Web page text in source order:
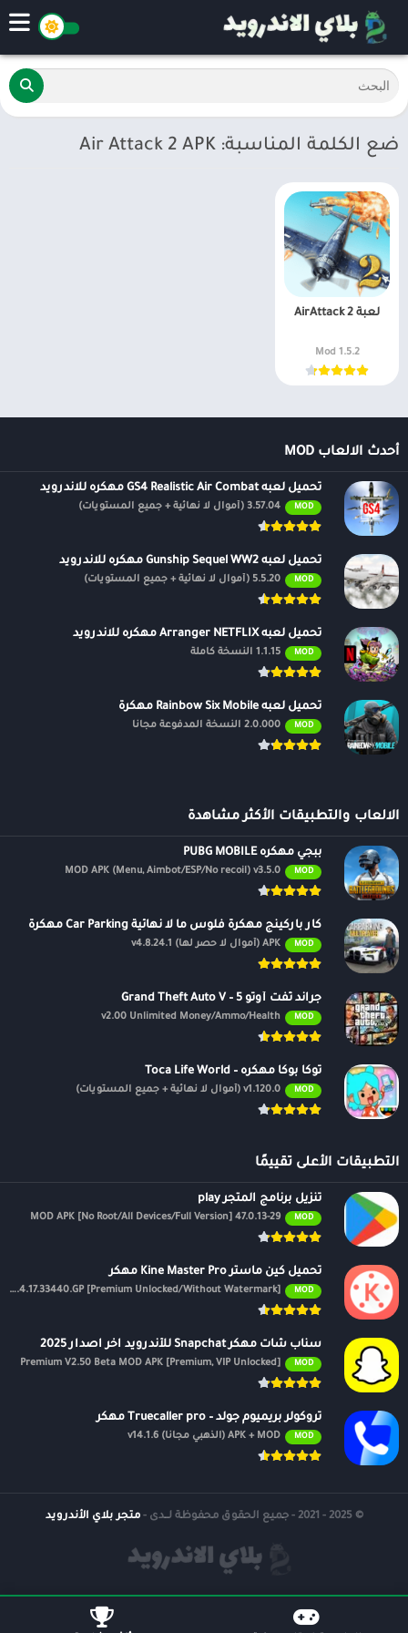
ضع الكلمة المناسبة: Air Attack 2 APK
لعبة AirAttack 2
1.5.2 Mod
أحدث الالعاب MOD
تحميل لعبه GS4 Realistic Air Combat مهكره للاندرويد
MOD 3.57.04 (أموال لا نهائية + جميع المستويات)
تحميل لعبه Gunship Sequel WW2 مهكره للاندرويد
MOD 5.5.20 (أموال لا نهائية + جميع المستويات)
تحميل لعبه Arranger NETFLIX مهكره للاندرويد
MOD 1.1.15 النسخة كاملة
تحميل لعبه Rainbow Six Mobile مهكرة
MOD 2.0.000 النسخة المدفوعة مجانًا
الالعاب والتطبيقات الأكثر مشاهدة
ببجي مهكره PUBG MOBILE
MOD
MOD APK (Menu, Aimbot/ESP/No recoil) v3.5.0
كار باركينج مهكرة فلوس ما لا نهائية Car Parking مهكرة
MOD APK (أموال لا حصر لها) v4.8.24.1
جراند ثفت أوتو 5 – Grand Theft Auto V
MOD
v2.00 Unlimited Money/Ammo/Health
توكا بوكا مهكره – Toca Life World
MOD v1.120.0 (أموال لا نهائية + جميع المستويات)
التطبيقات الأعلى تقييمًا
تنزيل برنامج المتجر play
MOD
47.0.13-29 MOD APK [No Root/All Devices/Full Version]
تحميل كين ماستر Kine Master Pro مهكر
MOD
APK v7.4.17.33440.GP [Premium Unlocked/Without Watermark]
سناب شات مهكر Snapchat للأندرويد اخر اصدار 2025
MOD
Premium V2.50 Beta MOD APK [Premium, VIP Unlocked]
تروكولر بريميوم جولد – Truecaller pro مهكر
MOD APK + MOD (الذهبي مجانًا) v14.1.6
© 2025 - 2021 - جميع الحقوق محفوظة لــدى - متجر بلاي الأندرويد